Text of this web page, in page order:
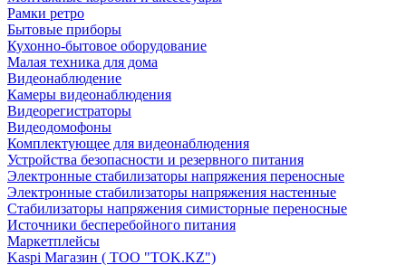
Рамки ретро
Бытовые приборы
Кухонно-бытовое оборудование
Малая техника для дома
Видеонаблюдение
Камеры видеонаблюдения
Видеорегистраторы
Видеодомофоны
Комплектующее для видеонаблюдения
Устройства безопасности и резервного питания
Электронные стабилизаторы напряжения переносные
Электронные стабилизаторы напряжения настенные
Стабилизаторы напряжения симисторные переносные
Источники бесперебойного питания
Маркетплейсы
Kaspi Магазин ( ТОО "TOK.KZ")